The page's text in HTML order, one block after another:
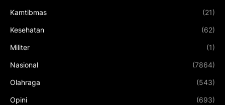
Kamtibmas (21)
Kesehatan (62)
Militer (1)
Nasional (7864)
Olahraga (543)
Opini (693)